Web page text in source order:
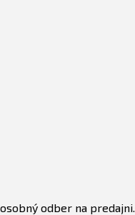
odber na predajni.